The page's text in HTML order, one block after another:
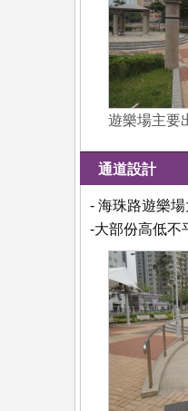
遊樂場主要
通道設計
- 海珠路遊樂
-大部份高低不